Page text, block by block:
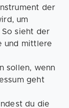
der
um
So sieht der
und mittlere
sollen, wenn
geht
du die